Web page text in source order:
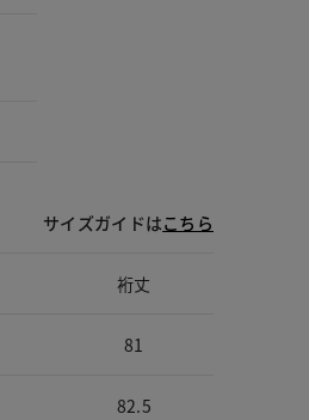
サイズガイドはこちら
裄丈
81
82.5